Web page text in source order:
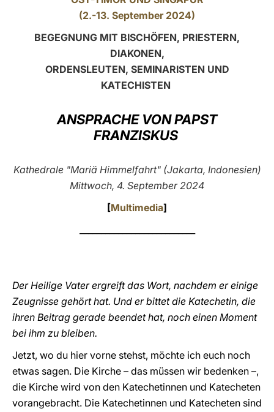
(2.-13. September 2024)
BEGEGNUNG MIT BISCHÖFEN, PRIESTERN,
DIAKONEN,
ORDENSLEUTEN, SEMINARISTEN UND
KATECHISTEN
ANSPRACHE VON PAPST
FRANZISKUS
Kathedrale "Mariä Himmelfahrt" (Jakarta, Indonesien)
Mittwoch, 4. September 2024
[Multimedia]
Der Heilige Vater ergreift das Wort, nachdem er einige
Zeugnisse gehört hat. Und er bittet die Katechetin, die
ihren Beitrag gerade beendet hat, noch einen Moment
bei ihm zu bleiben.
Jetzt, wo du hier vorne stehst, möchte ich euch noch
etwas sagen. Die Kirche – das müssen wir bedenken –,
die Kirche wird von den Katechetinnen und Katecheten
vorangebracht. Die Katechetinnen und Katecheten sind